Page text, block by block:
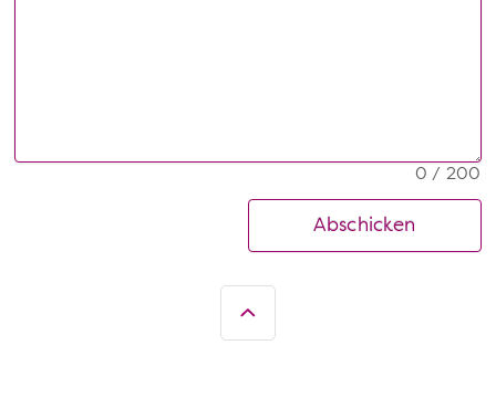
0 / 200
Abschicken